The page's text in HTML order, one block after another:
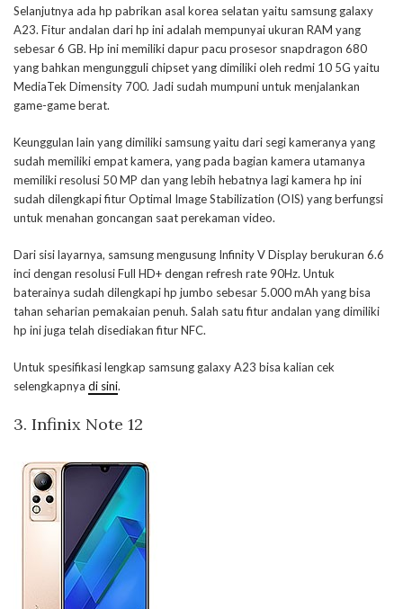
Selanjutnya ada hp pabrikan asal korea selatan yaitu samsung galaxy
A23. Fitur andalan dari hp ini adalah mempunyai ukuran RAM yang
sebesar 6 GB. Hp ini memiliki dapur pacu prosesor snapdragon 680
yang bahkan mengungguli chipset yang dimiliki oleh redmi 10 5G yaitu
MediaTek Dimensity 700. Jadi sudah mumpuni untuk menjalankan
game-game berat.
Keunggulan lain yang dimiliki samsung yaitu dari segi kameranya yang
sudah memiliki empat kamera, yang pada bagian kamera utamanya
memiliki resolusi 50 MP dan yang lebih hebatnya lagi kamera hp ini
sudah dilengkapi fitur Optimal Image Stabilization (OIS) yang berfungsi
untuk menahan goncangan saat perekaman video.
Dari sisi layarnya, samsung mengusung Infinity V Display berukuran 6.6
inci dengan resolusi Full HD+ dengan refresh rate 90Hz. Untuk
baterainya sudah dilengkapi hp jumbo sebesar 5.000 mAh yang bisa
tahan seharian pemakaian penuh. Salah satu fitur andalan yang dimiliki
hp ini juga telah disediakan fitur NFC.
Untuk spesifikasi lengkap samsung galaxy A23 bisa kalian cek
selengkapnya di sini.
3. Infinix Note 12